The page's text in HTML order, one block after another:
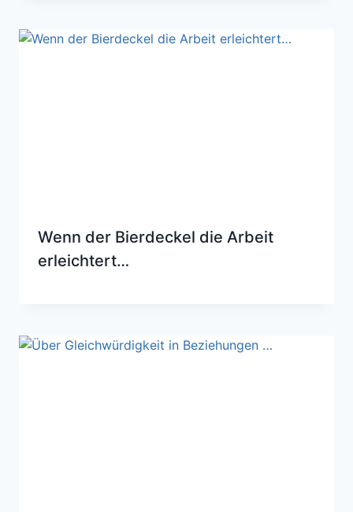
Wenn der Bierdeckel die Arbeit
erleichtert…